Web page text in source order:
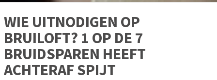
WIE UITNODIGEN OP
BRUILOFT? 1 OP DE 7
BRUIDSPAREN HEEFT
ACHTERAF SPIJT